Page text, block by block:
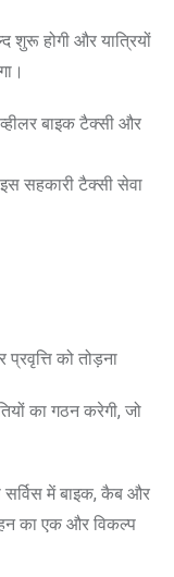
शुरू होगी और यात्रियों
बाइक टैक्सी और
सहकारी टैक्सी सेवा
को तोड़ना
का गठन करेगी, जो
में बाइक, कैब और
का एक और विकल्प